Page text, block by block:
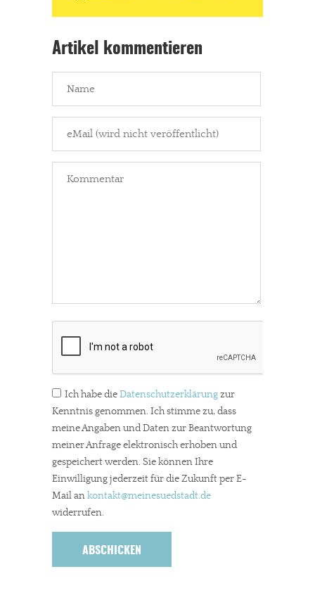
Artikel kommentieren
Ich habe dieDatenschutzerklärungzur
Kenntnis genommen. Ich stimme zu, dass
meine Angaben und Daten zur Beantwortung
meiner Anfrage elektronisch erhoben und
gespeichert werden. Sie können Ihre
Einwilligung jederzeit für die Zukunft per E-
Mail ankontakt@meinesuedstadt.de
widerrufen.